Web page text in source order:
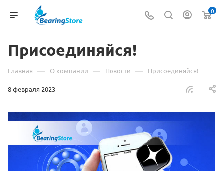
0
Присоединяйся!
Главная — О компании — Новости — Присоединяйся!
8 февраля 2023